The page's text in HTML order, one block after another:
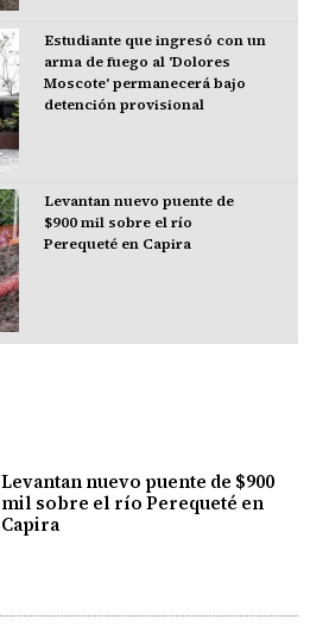
Estudiante que ingresó con un
arma de fuego al 'Dolores
Moscote' permanecerá bajo
detención provisional
Levantan nuevo puente de
$900 mil sobre el río
Perequeté en Capira
Levantan nuevo puente de $900
mil sobre el río Perequeté en
Capira